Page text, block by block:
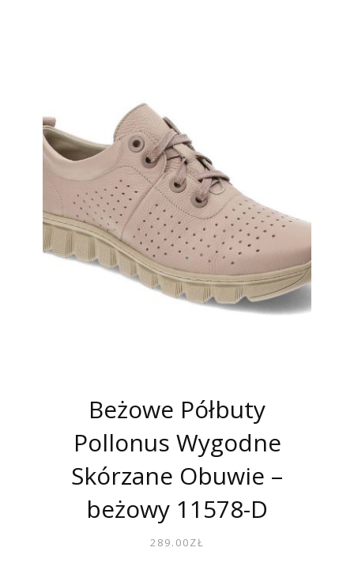
Beżowe Półbuty
Pollonus Wygodne
Skórzane Obuwie –
beżowy 11578-D
289.00ZŁ